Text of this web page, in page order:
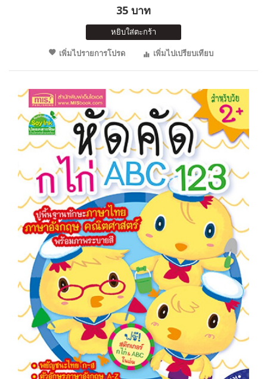
35 บาท
หยิบใส่ตะกร้า
เพิ่มไปรายการโปรด
เพิ่มไปเปรียบเทียบ